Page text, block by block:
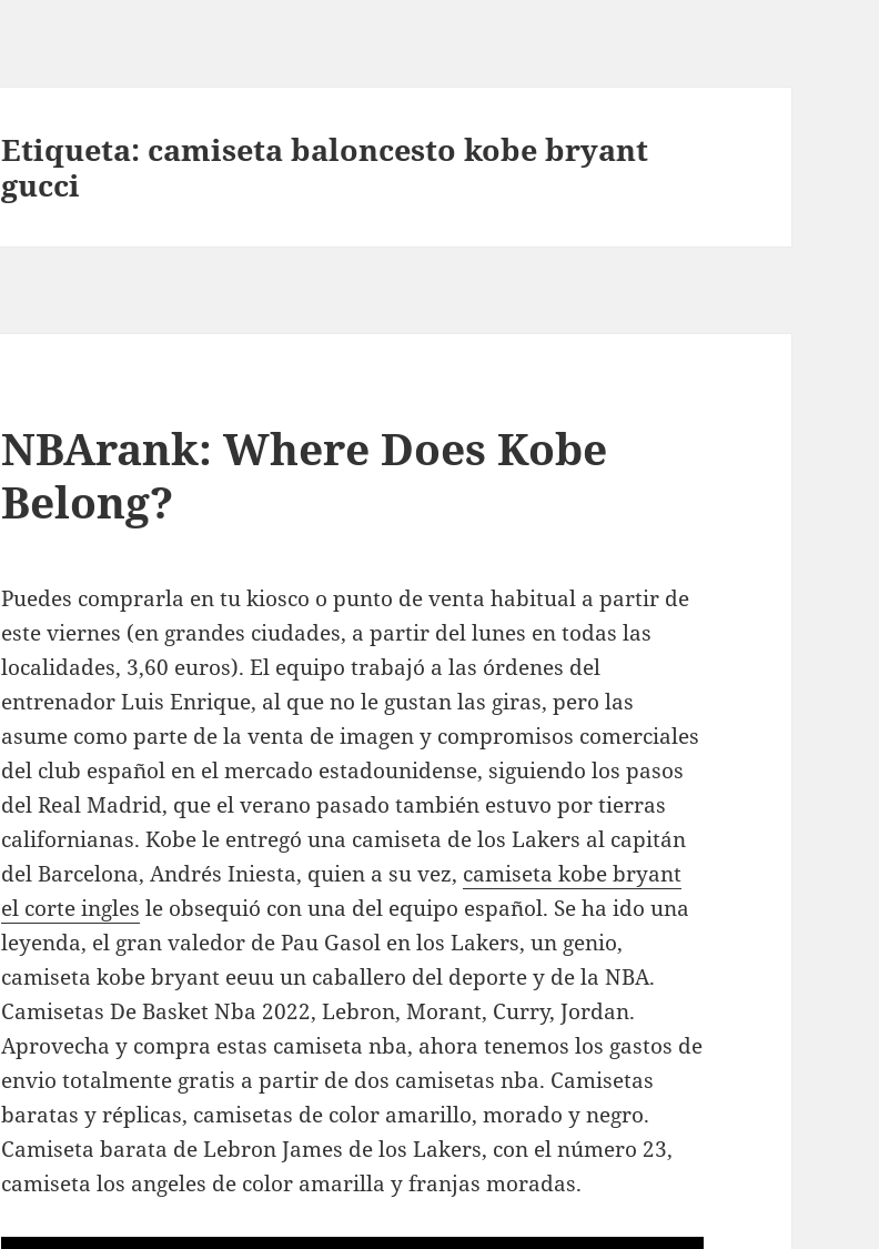
Etiqueta: camiseta baloncesto kobe bryant
gucci
NBArank: Where Does Kobe
Belong?
Puedes comprarla en tu kiosco o punto de venta habitual a partir de
este viernes (en grandes ciudades, a partir del lunes en todas las
localidades, 3,60 euros). El equipo trabajó a las órdenes del
entrenador Luis Enrique, al que no le gustan las giras, pero las
asume como parte de la venta de imagen y compromisos comerciales
del club español en el mercado estadounidense, siguiendo los pasos
del Real Madrid, que el verano pasado también estuvo por tierras
californianas. Kobe le entregó una camiseta de los Lakers al capitán
del Barcelona, Andrés Iniesta, quien a su vez, camiseta kobe bryant
el corte ingles le obsequió con una del equipo español. Se ha ido una
leyenda, el gran valedor de Pau Gasol en los Lakers, un genio,
camiseta kobe bryant eeuu un caballero del deporte y de la NBA.
Camisetas De Basket Nba 2022, Lebron, Morant, Curry, Jordan.
Aprovecha y compra estas camiseta nba, ahora tenemos los gastos de
envio totalmente gratis a partir de dos camisetas nba. Camisetas
baratas y réplicas, camisetas de color amarillo, morado y negro.
Camiseta barata de Lebron James de los Lakers, con el número 23,
camiseta los angeles de color amarilla y franjas moradas.